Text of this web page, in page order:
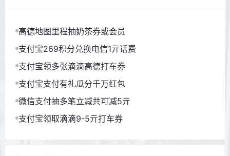
高德地图里程抽奶茶券或会员
支付宝269积分兑换电信1亓话费
支付宝领多张滴滴高德打车券
支付宝支付有礼瓜分千万红包
微信支付抽多笔立减共可减5亓
支付宝领取滴滴9-5亓打车券